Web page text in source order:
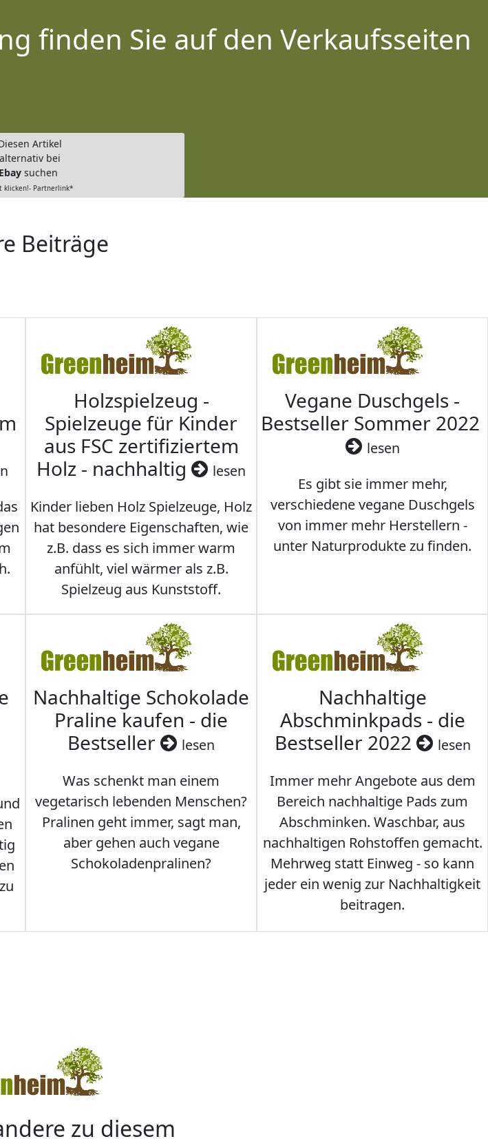
finden Sie auf den Verkaufsseiten
Artikel
alternativ bei
Ebay suchen
klicken!- Partnerlink*
Beiträge
Holzspielzeug -
Spielzeuge für Kinder
aus FSC zertifiziertem
Holz - nachhaltig
lesen
Kinder lieben Holz Spielzeuge, Holz
hat besondere Eigenschaften, wie
z.B. dass es sich immer warm
anfühlt, viel wärmer als z.B.
Spielzeug aus Kunststoff.
Vegane Duschgels -
Bestseller Sommer 2022
lesen
Es gibt sie immer mehr,
verschiedene vegane Duschgels
von immer mehr Herstellern -
unter Naturprodukte zu finden.
Nachhaltige Schokolade
Praline kaufen - die
Bestseller
lesen
Was schenkt man einem
vegetarisch lebenden Menschen?
Pralinen geht immer, sagt man,
aber gehen auch vegane
Schokoladenpralinen?
Nachhaltige
Abschminkpads - die
Bestseller 2022
lesen
Immer mehr Angebote aus dem
Bereich nachhaltige Pads zum
Abschminken. Waschbar, aus
nachhaltigen Rohstoffen gemacht.
Mehrweg statt Einweg - so kann
jeder ein wenig zur Nachhaltigkeit
beitragen.
zu diesem